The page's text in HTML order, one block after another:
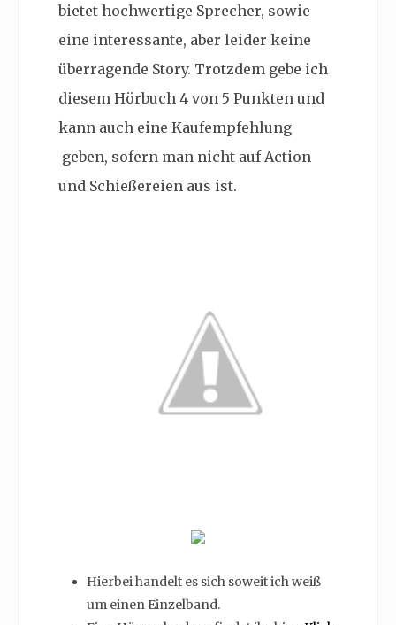
bietet hochwertige Sprecher, sowie
eine interessante, aber leider keine
überragende Story. Trotzdem gebe ich
diesem Hörbuch 4 von 5 Punkten und
kann auch eine Kaufempfehlung
geben, sofern man nicht auf Action
und Schießereien aus ist.
Hierbei handelt es sich soweit ich weiß
um einen Einzelband.